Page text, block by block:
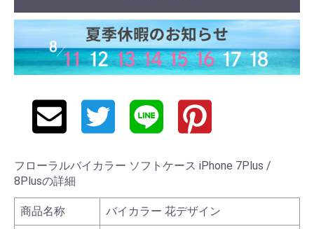
フローラルバイカラー ソフトケース iPhone 7Plus /
8Plusの詳細
商品名称 バイカラー 花デザイン